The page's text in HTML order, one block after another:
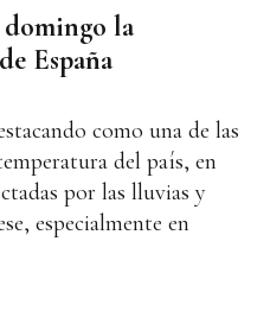
domingo la
España
como una de las
del país, en
por las lluvias y
especialmente en